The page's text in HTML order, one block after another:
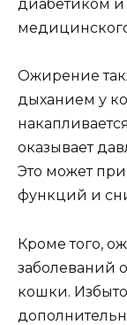
диабетиком и
Ожирение
дыханием у
оказывает
Это может
функций и
Кроме того,
заболеваний
кошки.